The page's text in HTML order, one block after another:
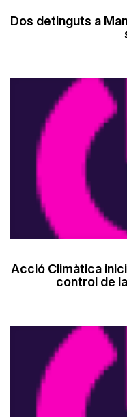
​Dos detinguts a
Acció Climàtica
control de